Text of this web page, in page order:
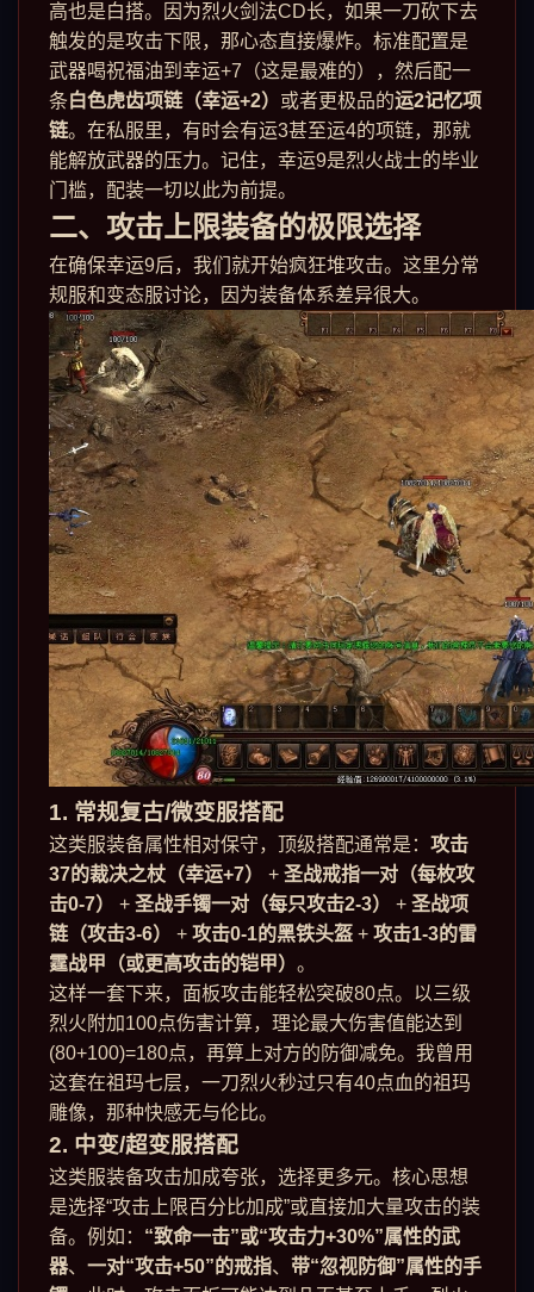
高也是白搭。因为烈火剑法CD长，如果一刀砍下去
触发的是攻击下限，那心态直接爆炸。标准配置是
武器喝祝福油到幸运+7（这是最难的），然后配一
条白色虎齿项链（幸运+2） 或者更极品的运2记忆项
链。在私服里，有时会有运3甚至运4的项链，那就
能解放武器的压力。记住，幸运9是烈火战士的毕业
门槛，配装一切以此为前提。
二、攻击上限装备的极限选择
在确保幸运9后，我们就开始疯狂堆攻击。这里分常
规服和变态服讨论，因为装备体系差异很大。
1. 常规复古/微变服搭配
这类服装备属性相对保守，顶级搭配通常是： 攻击
37的裁决之杖（幸运+7）
+ 圣战戒指一对（每枚攻
击0-7）
+ 圣战手镯一对（每只攻击2-3） + 圣战项
链（攻击3-6）
+ 攻击0-1的黑铁头盔 + 攻击1-3的雷
霆战甲（或更高攻击的铠甲） 。
这样一套下来，面板攻击能轻松突破80点。以三级
烈火附加100点伤害计算，理论最大伤害值能达到
(80+100)=180点，再算上对方的防御减免。我曾用
这套在祖玛七层，一刀烈火秒过只有40点血的祖玛
雕像，那种快感无与伦比。
2. 中变/超变服搭配
这类服装备攻击加成夸张，选择更多元。核心思想
是选择“攻击上限百分比加成”或直接加大量攻击的装
备。例如： “致命一击”或“攻击力+30%”属性的武
器、 一对“攻击+50”的戒指、 带“忽视防御”属性的手